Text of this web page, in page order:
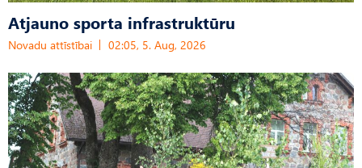
Atjauno sporta infrastruktūru
Novadu attīstībai 02:05, 5. Aug, 2026